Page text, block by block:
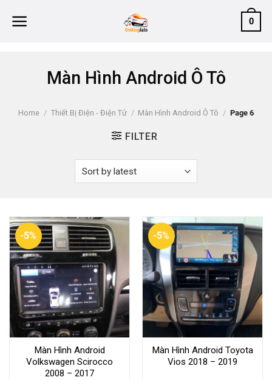
0
Màn Hình Android Ô Tô
Home / Thiết Bị Điện - Điện Tử / Màn Hình Android Ô Tô / Page 6
FILTER
-5%
Màn Hình Android
Volkswagen Scirocco
2008 – 2017
-5%
Màn Hình Android Toyota
Vios 2018 – 2019